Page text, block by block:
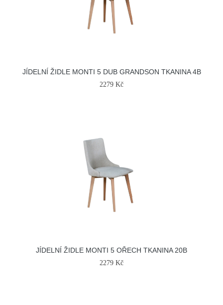
JÍDELNÍ ŽIDLE MONTI 5 DUB GRANDSON TKANINA 4B
2279 Kč
JÍDELNÍ ŽIDLE MONTI 5 OŘECH TKANINA 20B
2279 Kč